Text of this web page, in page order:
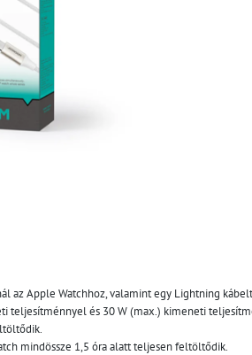
az Apple Watchhoz, valamint egy Lightning
teljesítménnyel és 30 W (max.) kimeneti
mindössze 1,5 óra alatt teljesen feltöltődik.